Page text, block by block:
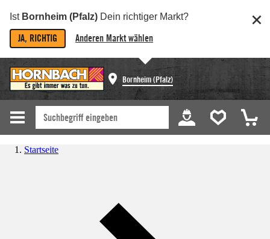
Ist Bornheim (Pfalz) Dein richtiger Markt?
JA, RICHTIG Anderen Markt wählen
Bornheim (Pfalz)
Startseite